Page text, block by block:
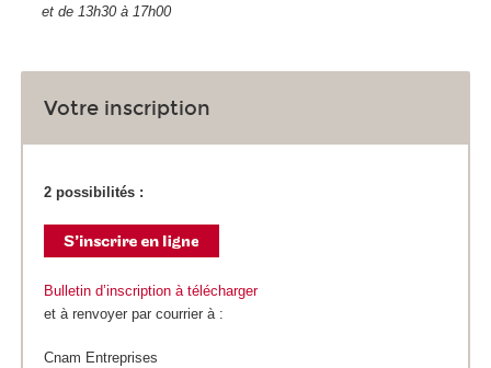
et de 13h30 à 17h00
Votre inscription
2 possibilités :
Bulletin d’inscription à télécharger
et à renvoyer par courrier à :
Cnam Entreprises